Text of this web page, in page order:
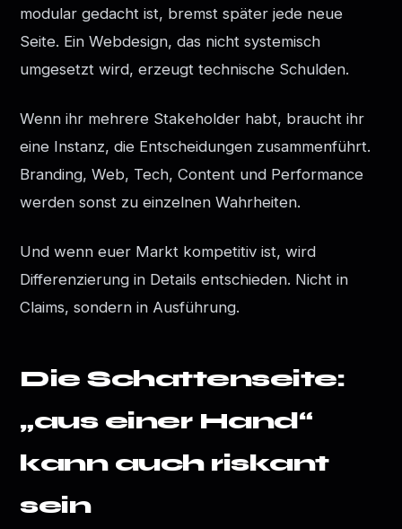
modular gedacht ist, bremst später jede neue
Seite. Ein Webdesign, das nicht systemisch
umgesetzt wird, erzeugt technische Schulden.
Wenn ihr mehrere Stakeholder habt, braucht ihr
eine Instanz, die Entscheidungen zusammenführt.
Branding, Web, Tech, Content und Performance
werden sonst zu einzelnen Wahrheiten.
Und wenn euer Markt kompetitiv ist, wird
Differenzierung in Details entschieden. Nicht in
Claims, sondern in Ausführung.
Die Schattenseite:
„aus einer Hand“
kann auch riskant
sein